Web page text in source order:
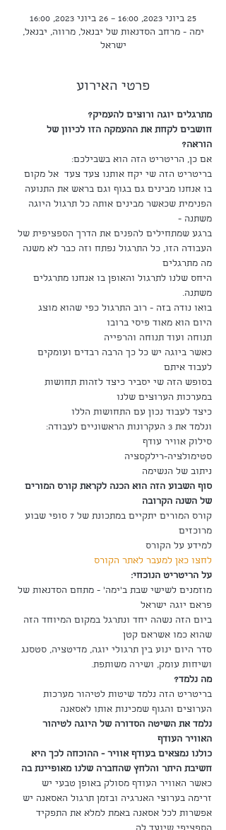
25 ביוני 2023, 16:00 – 26 ביוני 2023, 16:00
ימה - מרחב הסדנאות של יבנאל, מרווה, יבנאל,
ישראל
פרטי האירוע
מתרגלים יוגה ורוצים להעמיק?
חושבים לקחת את ההעמקה הזו לכיוון של
הוראה?
אם כן, הריטריט הזה הוא בשבילכם:
בריטריט הזה שי יקח אותנו צעד צעד  אל מקום
בו אנחנו מבינים גם בגוף וגם בראש את התנועה
הפנימית שכאשר מבינים אותה כל תרגול היוגה
משתנה -
ברגע שמתחילים להפנים את הדרך הספציפית של
העבודה הזו, כל התרגול נפתח וזה כבר לא משנה
מה מתרגלים
היחס שלנו לתרגול והאופן בו אנחנו מתרגלים
משתנה.
בואו נודה בזה - רוב התרגול כפי שהוא מוצג
היום הוא מאוד פיסי ברובו
תנוחה ועוד תנוחה והרפייה
כאשר ביוגה יש כל כך הרבה רבדים ועומקים
לעבוד איתם
בסופש הזה שי יסביר כיצד לזהות תחושות
במערכות הערוצים שלנו
כיצד לעבוד נכון עם התחושות הללו
ונלמד את 3 העקרונות הראשוניים לעבודה:
סילוק אוויר עודף
סטימולציה-רילקסציה
ניתוב של הנשימה
סוף השבוע הזה הוא הכנה לקראת קורס המורים
של השנה הקרובה
קורס המורים יתקיים במתכונת של 7 סופי שבוע
מרוכזים
למידע על הקורס
לחצו כאן למעבר לאתר הקורס
על הריטריט הנוכחי:
מוזמנים לשישי שבת ב'ימה' - מתחם הסדנאות של
פראם יוגה ישראל
ביום הזה נשהה יחד ונתרגל במקום המיוחד הזה
שהוא כמו אשראם קטן
סדר היום ינוע בין תרגולי יוגה, מדיטציה, סטסנג
ושיחות עומק, ושירה משותפת.
מה נלמד?
בריטריט הזה נלמד שיטות לטיהור מערכות
הערוצים והגוף שמכינות אותו לאסאנה
נלמד את השיטה הסדורה של היוגה לטיהור
האוויר העודף
כולנו נמצאים בעודף אוויר - ההוכחה לכך היא
חשיבת היתר והלחץ שהחברה שלנו מאופיינת בה
כאשר האוויר העודף מסולק באופן טבעי יש
זרימה בערוצי האנרגיה ובזמן תרגול האסאנה יש
אפשרות לכל אסאנה באמת למלא את התפקיד